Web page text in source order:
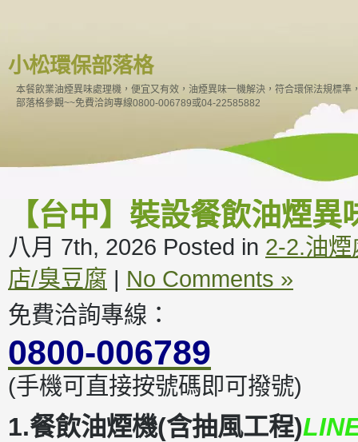
小松環保部落格
本餐飲業油煙異味處理機，便宜又有效，油煙異味一機解決，符合環保法規標
部落格參觀~~免費洽詢專線0800-006789或04-22585882
【台中】裝設餐飲油煙
八月 7th, 2026 Posted in 2-2.油
店/臭豆腐 | No Comments »
免費洽詢專線：
0800-006789
(手機可直接按號碼即可撥號)
1.餐飲油煙機(含抽風工程)